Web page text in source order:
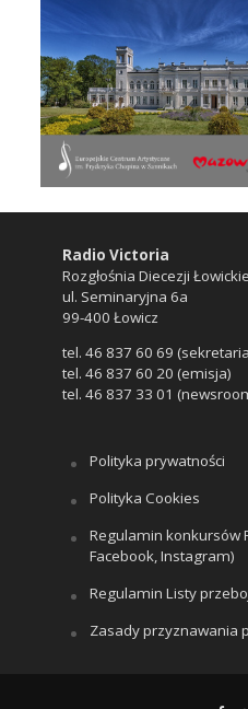
Radio Victoria
Rozgłośnia Diecezji
ul. Seminaryjna 6a
99-400 Łowicz
tel. 46 837 60 69
tel. 46 837 60 20 (emisja)
tel. 46 837 33 01
Polityka prywatności
Polityka Cookies
Regulamin konkursów
Facebook, Instagram)
Regulamin Listy
Zasady przyznawania